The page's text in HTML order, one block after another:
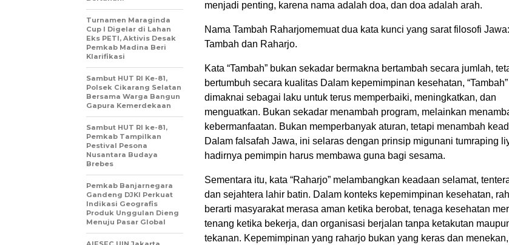
menjadi penting, karena nama adalah doa, dan doa adalah arah.
Nama Tambah Raharjomemuat dua kata kunci yang sarat filosofi Jawa:
Tambah dan Raharjo.
Kata “Tambah” bukan sekadar bermakna bertambah secara jumlah,
bertumbuh secara kualitas Dalam kepemimpinan kesehatan,
dimaknai sebagai laku untuk terus memperbaiki, meningkatkan, dan
menguatkan. Bukan sekadar menambah program, melainkan
kebermanfaatan. Bukan memperbanyak aturan, tetapi menambah
Dalam falsafah Jawa, ini selaras dengan prinsip migunani tumraping
hadirnya pemimpin harus membawa guna bagi sesama.
Sementara itu, kata “Raharjo” melambangkan keadaan selamat,
dan sejahtera lahir batin. Dalam konteks kepemimpinan kesehatan,
berarti masyarakat merasa aman ketika berobat, tenaga kesehatan
tenang ketika bekerja, dan organisasi berjalan tanpa ketakutan
tekanan. Kepemimpinan yang raharjo bukan yang keras dan menekan,
Turnamen Maraginda
Cup I Digelar di Lahan
Eks PETI, Aktivis Desak
Pemkab Madina Beri
Klarifikasi
Sambut HUT RI Ke-81,
Polsek Cikarang Selatan
Bersama Warga Bangun
Gapura Kemerdekaan
Sambut HUT RI ke-81,
Pemkab Tampilkan
Pestival Pesona
Nusantara Budaya
Brebes
Pemkab Banjarnegara
Gandeng DJKI Perkuat
Indikasi Geografis
Produk Unggulan Dieng
Menuju Pasar Global